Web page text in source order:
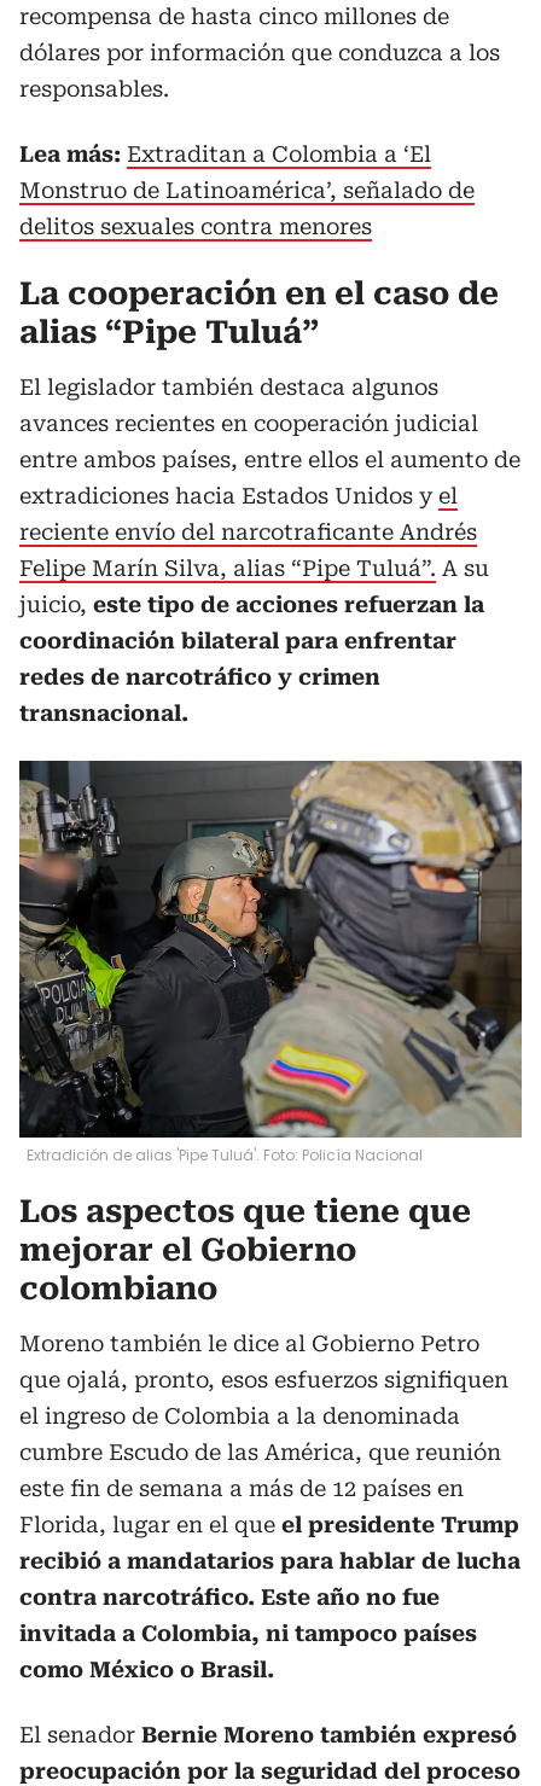
recompensa de hasta cinco millones de
dólares por información que conduzca a los
responsables.
Lea más: Extraditan a Colombia a ‘El
Monstruo de Latinoamérica’, señalado de
delitos sexuales contra menores
La cooperación en el caso de
alias “Pipe Tuluá”
El legislador también destaca algunos
avances recientes en cooperación judicial
entre ambos países, entre ellos el aumento de
extradiciones hacia Estados Unidos yel
reciente envío del narcotraficante Andrés
Felipe Marín Silva, alias “Pipe Tuluá”. A su
juicio, este tipo de acciones refuerzan la
coordinación bilateral para enfrentar
redes de narcotráfico y crimen
transnacional.
Extradición de alias 'Pipe Tuluá'. Foto: Policía Nacional
Los aspectos que tiene que
mejorar el Gobierno
colombiano
Moreno también le dice al Gobierno Petro
que ojalá, pronto, esos esfuerzos signifiquen
el ingreso de Colombia a la denominada
cumbre Escudo de las América, que reunión
este fin de semana a más de 12 países en
Florida, lugar en el que el presidente Trump
recibió a mandatarios para hablar de lucha
contra narcotráfico. Este año no fue
invitada a Colombia, ni tampoco países
como México o Brasil.
El senador Bernie Moreno también expresó
preocupación por la seguridad del proceso